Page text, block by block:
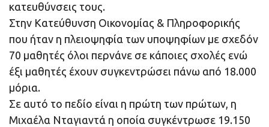
κατευθύνσεις τους.
Στην Κατεύθυνση Οικονομίας & Πληροφορικής
που ήταν η πλειοψηφία των υποψηφίων με σχεδόν
70 μαθητές όλοι περνάνε σε κάποιες σχολές ενώ
έξι μαθητές έχουν συγκεντρώσει πάνω από 18.000
μόρια.
Σε αυτό το πεδίο είναι η πρώτη των πρώτων, η
Μιχαέλα Νταγιαντά η οποία συγκέντρωσε 19.150